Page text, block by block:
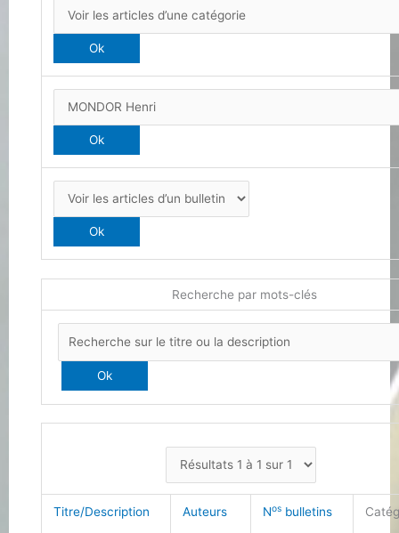
Recherche par mots-clés
Titre/Description Auteurs Nos bulletins